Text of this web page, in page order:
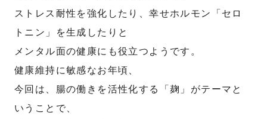
ストレス耐性を強化したり、幸せホルモン「セロ
トニン」を生成したりと
メンタル面の健康にも役立つようです。
健康維持に敏感なお年頃、
今回は、腸の働きを活性化する「麹」がテーマと
いうことで、